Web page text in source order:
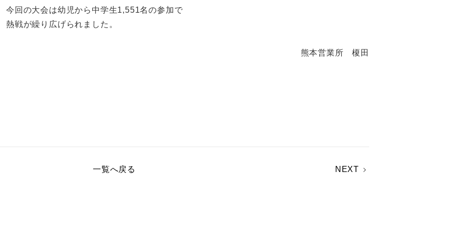
今回の大会は幼児から中学生1,551名の参加で
熱戦が繰り広げられました。
熊本営業所 榎田
一覧へ戻る NEXT